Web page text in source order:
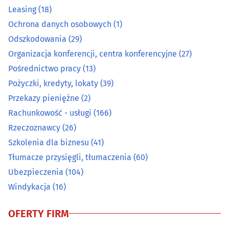
Przekazy pieniężne
Rachunkowość - usługi
Rzeczoznawcy
Szkolenia dla biznesu(41)
Tłumacze przysięgli, tłumaczenia
Ubezpieczenia(104)
Windykacja (16)
Leasing(18)
Ochrona danych osobowych (1)
Odszkodowania (29)
Organizacja konferencji, centra konferencyjne (27)
Pośrednictwo pracy (13)
Pożyczki, kredyty, lokaty (39)
Przekazy pieniężne (2)
Rachunkowość - usługi (166)
Rzeczoznawcy (26)
Szkolenia dla biznesu (41)
Tłumacze przysięgli, tłumaczenia (60)
Ubezpieczenia (104)
Windykacja (16)
OFERTY FIRM